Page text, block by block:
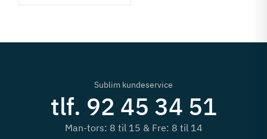
Sublim kundeservice
tlf. 92 45 34 51
Man-tors: 8 til 15 & Fre: 8 til 14